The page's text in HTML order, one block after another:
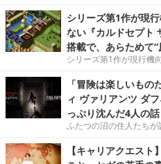
シリーズ第1作が現
ない『カルドセプト
搭載で、あらためて
シリーズ第1作が現行機
「冒険は楽しいも
ィ ヴァリアンツ ダ
っぷり沈んだ4人の話
ふたつの沼の住人たちが
【キャリアクエス